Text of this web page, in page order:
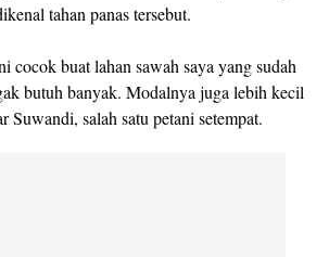
tahan panas tersebut.
cocok buat lahan sawah saya yang sudah
butuh banyak. Modalnya juga lebih kecil
Suwandi, salah satu petani setempat.